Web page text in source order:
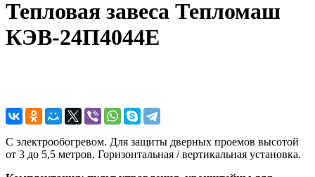
Тепловая завеса Тепломаш
КЭВ-24П4044E
С электрообогревом. Для защиты дверных проемов высотой
от 3 до 5,5 метров. Горизонтальная / вертикальная установка.